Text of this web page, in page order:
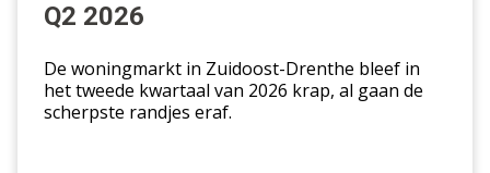
2026Q2 2026
De woningmarkt in Zuidoost-Drenthe bleef in
het tweede kwartaal van 2026 krap, al gaan de
scherpste randjes eraf.